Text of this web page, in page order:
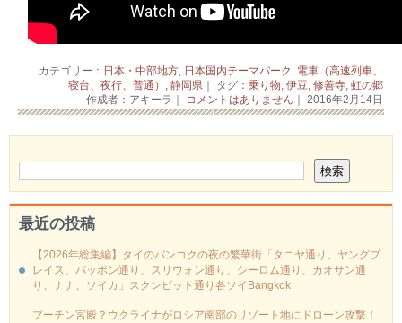
カテゴリー： 日本・中部地方, 日本国内テーマパーク , 電車（高速列車、
寝台、夜行、普通） , 静岡県｜ タグ： 乗り物, 伊豆, 修善寺, 虹の郷
作成者：アキーラ｜ コメントはありません ｜ 2016年2月14日
最近の投稿
【2026年総集編】タイのバンコクの夜の繁華街「タニヤ通り、ヤングプ
レイス、パッポン通り、スリウォン通り、シーロム通り、カオサン通
り、ナナ、ソイカ」スクンビット通り各ソイBangkok
プーチン宮殿？ウクライナがロシア南部のリゾート地にドローン攻撃！